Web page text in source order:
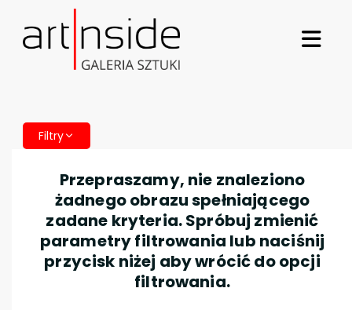
Filtry
Przepraszamy, nie znaleziono
żadnego obrazu spełniającego
zadane kryteria. Spróbuj zmienić
parametry filtrowania lub naciśnij
przycisk niżej aby wrócić do opcji
filtrowania.